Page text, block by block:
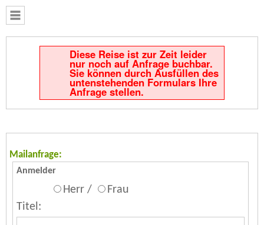
Diese Reise ist zur Zeit leider
nur noch auf Anfrage buchbar.
Sie können durch Ausfüllen des
untenstehenden Formulars Ihre
Anfrage stellen.
Mailanfrage:
Anmelder
Herr /
Frau
Titel: